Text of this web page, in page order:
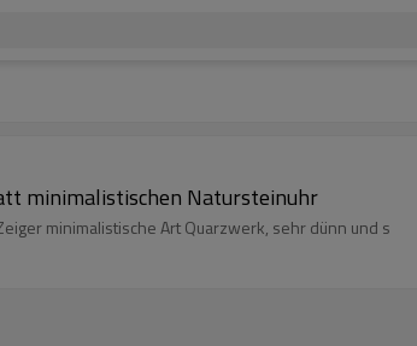
minimalistischen Natursteinuhr
minimalistische Art Quarzwerk, sehr dünn und s